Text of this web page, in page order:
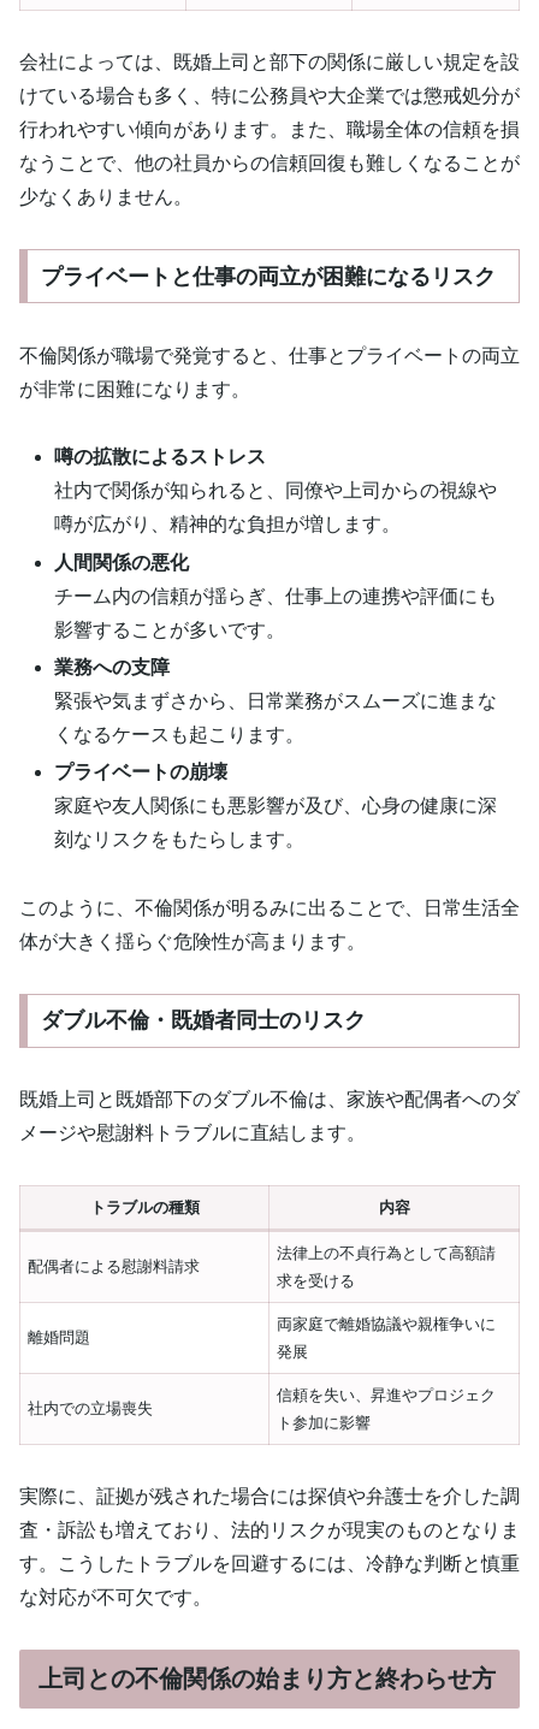
会社によっては、既婚上司と部下の関係に厳しい規定を設
けている場合も多く、特に公務員や大企業では懲戒処分が
行われやすい傾向があります。また、職場全体の信頼を損
なうことで、他の社員からの信頼回復も難しくなることが
少なくありません。
プライベートと仕事の両立が困難になるリスク
不倫関係が職場で発覚すると、仕事とプライベートの両立
が非常に困難になります。
噂の拡散によるストレス
社内で関係が知られると、同僚や上司からの視線や
噂が広がり、精神的な負担が増します。
人間関係の悪化
チーム内の信頼が揺らぎ、仕事上の連携や評価にも
影響することが多いです。
業務への支障
緊張や気まずさから、日常業務がスムーズに進まな
くなるケースも起こります。
プライベートの崩壊
家庭や友人関係にも悪影響が及び、心身の健康に深
刻なリスクをもたらします。
このように、不倫関係が明るみに出ることで、日常生活全
体が大きく揺らぐ危険性が高まります。
ダブル不倫・既婚者同士のリスク
既婚上司と既婚部下のダブル不倫は、家族や配偶者へのダ
メージや慰謝料トラブルに直結します。
トラブルの種類 内容
配偶者による慰謝料請求
法律上の不貞行為として高額請
求を受ける
離婚問題
両家庭で離婚協議や親権争いに
発展
社内での立場喪失
信頼を失い、昇進やプロジェク
ト参加に影響
実際に、証拠が残された場合には探偵や弁護士を介した調
査・訴訟も増えており、法的リスクが現実のものとなりま
す。こうしたトラブルを回避するには、冷静な判断と慎重
な対応が不可欠です。
上司との不倫関係の始まり方と終わらせ方